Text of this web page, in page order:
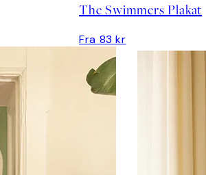
The Swimmers Plakat
Fra 83 kr